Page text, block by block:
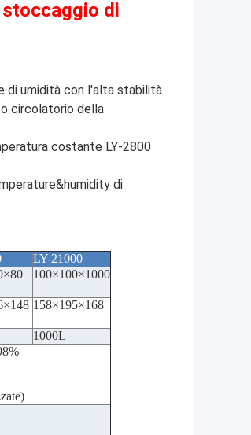
di
di umidità con l'alta stabilità
circolatorio della
costante LY-2800
di
LY-21000
100×100×1000
158×195×168
1000L